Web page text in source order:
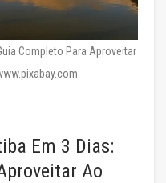
Completo Para Aproveitar
Em 3 Dias:
Ao